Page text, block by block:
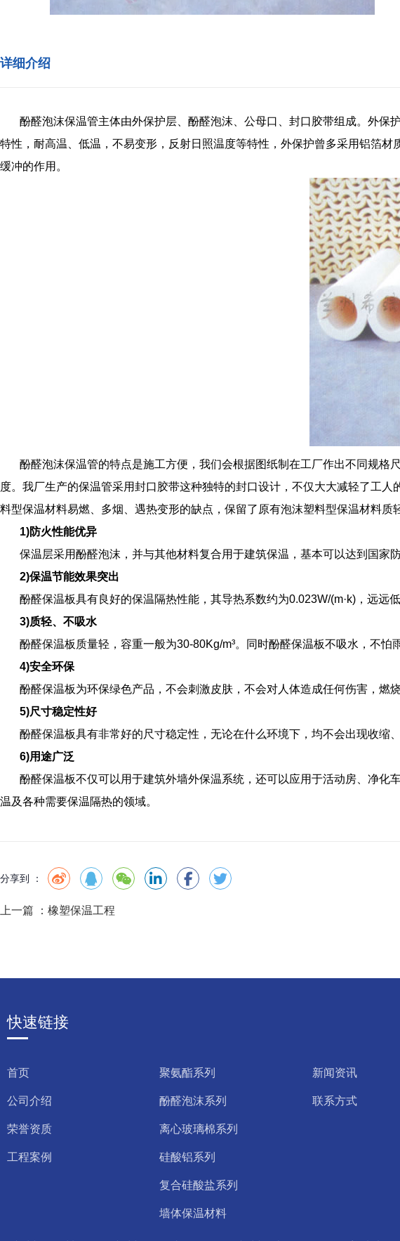
详细介绍
酚醛泡沫保温管主体由外保护层、酚醛泡沫、公母口、封口胶带组成。外
特性，耐高温、低温，不易变形，反射日照温度等特性，外保护曾多采用铝箔
缓冲的作用。
酚醛泡沫保温管的特点是施工方便，我们会根据图纸制在工厂作出不同规
度。我厂生产的保温管采用封口胶带这种独特的封口设计，不仅大大减轻了工人
料型保温材料易燃、多烟、遇热变形的缺点，保留了原有泡沫塑料型保温材料质
1)防火性能优异
保温层采用酚醛泡沫，并与其他材料复合用于建筑保温，基本可以达到国
2)保温节能效果突出
酚醛保温板具有良好的保温隔热性能，其导热系数约为0.023W/(m·k)，远远
3)质轻、不吸水
酚醛保温板质量轻，容重一般为30-80Kg/m³。同时酚醛保温板不吸水，不怕
4)安全环保
酚醛保温板为环保绿色产品，不会刺激皮肤，不会对人体造成任何伤害，燃
5)尺寸稳定性好
酚醛保温板具有非常好的尺寸稳定性，无论在什么环境下，均不会出现收缩、
6)用途广泛
酚醛保温板不仅可以用于建筑外墙外保温系统，还可以应用于活动房、净
温及各种需要保温隔热的领域。
分享到 ：
上一篇 ： 橡塑保温工程
快速链接
首页
公司介绍
荣誉资质
工程案例
聚氨酯系列
酚醛泡沫系列
离心玻璃棉系列
硅酸铝系列
复合硅酸盐系列
墙体保温材料
新闻资讯
联系方式